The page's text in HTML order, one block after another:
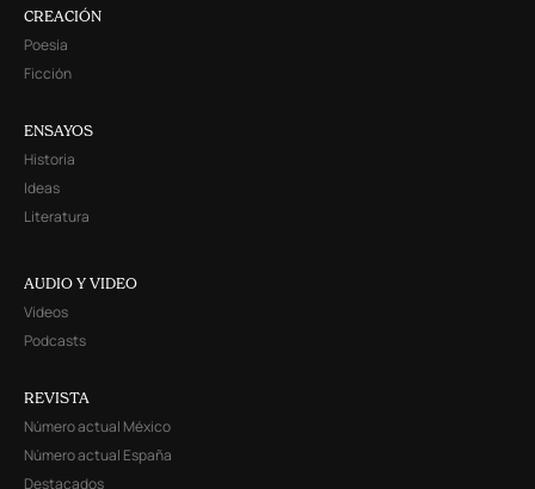
CREACIÓN
Poesía
Ficción
ENSAYOS
Historia
Ideas
Literatura
AUDIO Y VIDEO
Videos
Podcasts
REVISTA
Número actual México
Número actual España
Destacados